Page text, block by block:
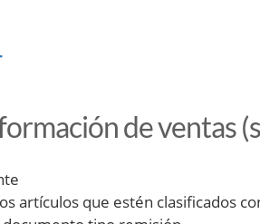
de ventas
artículos que estén clasificados